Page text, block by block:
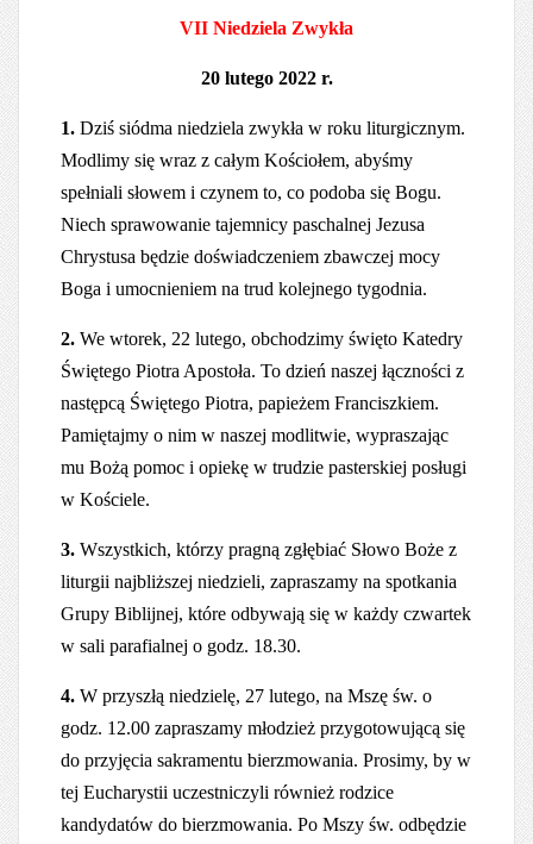
VII Niedziela Zwykła
20 lutego 2022 r.
1. Dziś siódma niedziela zwykła w roku liturgicznym.
Modlimy się wraz z całym Kościołem, abyśmy
spełniali słowem i czynem to, co podoba się Bogu.
Niech sprawowanie tajemnicy paschalnej Jezusa
Chrystusa będzie doświadczeniem zbawczej mocy
Boga i umocnieniem na trud kolejnego tygodnia.
2. We wtorek, 22 lutego, obchodzimy święto Katedry
Świętego Piotra Apostoła. To dzień naszej łączności z
następcą Świętego Piotra, papieżem Franciszkiem.
Pamiętajmy o nim w naszej modlitwie, wypraszając
mu Bożą pomoc i opiekę w trudzie pasterskiej posługi
w Kościele.
3. Wszystkich, którzy pragną zgłębiać Słowo Boże z
liturgii najbliższej niedzieli, zapraszamy na spotkania
Grupy Biblijnej, które odbywają się w każdy czwartek
w sali parafialnej o godz. 18.30.
4. W przyszłą niedzielę, 27 lutego, na Mszę św. o
godz. 12.00 zapraszamy młodzież przygotowującą się
do przyjęcia sakramentu bierzmowania. Prosimy, by w
tej Eucharystii uczestniczyli również rodzice
kandydatów do bierzmowania. Po Mszy św. odbędzie